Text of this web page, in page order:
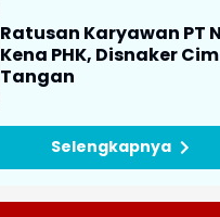
Ratusan Karyawan PT
Kena PHK, Disnaker
Tangan
Selengkapnya